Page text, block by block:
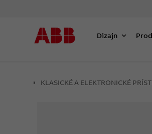
Dizajn
KLASICKÉ A ELEKTRONICKÉ